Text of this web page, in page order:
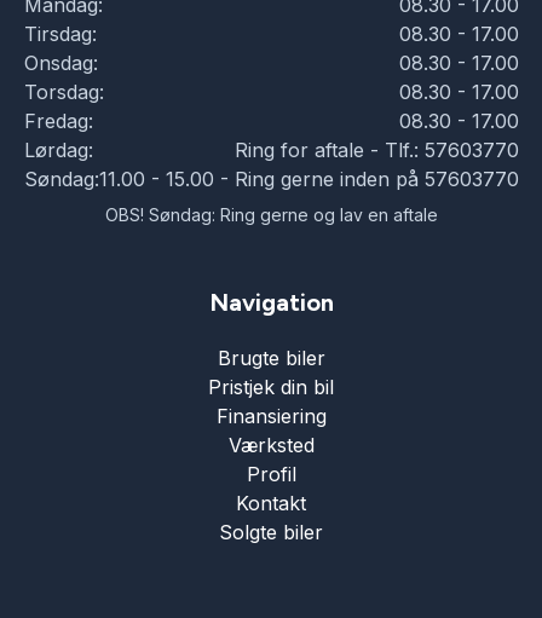
Mandag:
08.30 - 17.00
Tirsdag:
08.30 - 17.00
Onsdag:
08.30 - 17.00
Torsdag:
08.30 - 17.00
Fredag:
08.30 - 17.00
Lørdag:
Ring for aftale - Tlf.: 57603770
Søndag:11.00 - 15.00 - Ring gerne inden på 57603770
OBS! Søndag: Ring gerne og lav en aftale
Navigation
Brugte biler
Pristjek din bil
Finansiering
Værksted
Profil
Kontakt
Solgte biler